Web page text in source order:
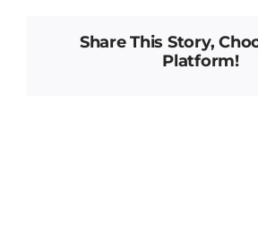
Share This Story,
Platform!